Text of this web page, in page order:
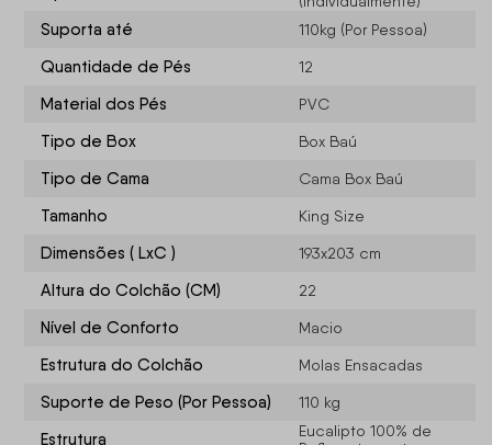
Suporta até 110kg (Por Pessoa)
Quantidade de Pés 12
Material dos Pés PVC
Tipo de Box Box Baú
Tipo de Cama Cama Box Baú
Tamanho King Size
Dimensões ( LxC ) 193x203 cm
Altura do Colchão (CM) 22
Nível de Conforto Macio
Estrutura do Colchão Molas Ensacadas
Suporte de Peso (Por Pessoa) 110 kg
Estrutura
Eucalipto 100% de